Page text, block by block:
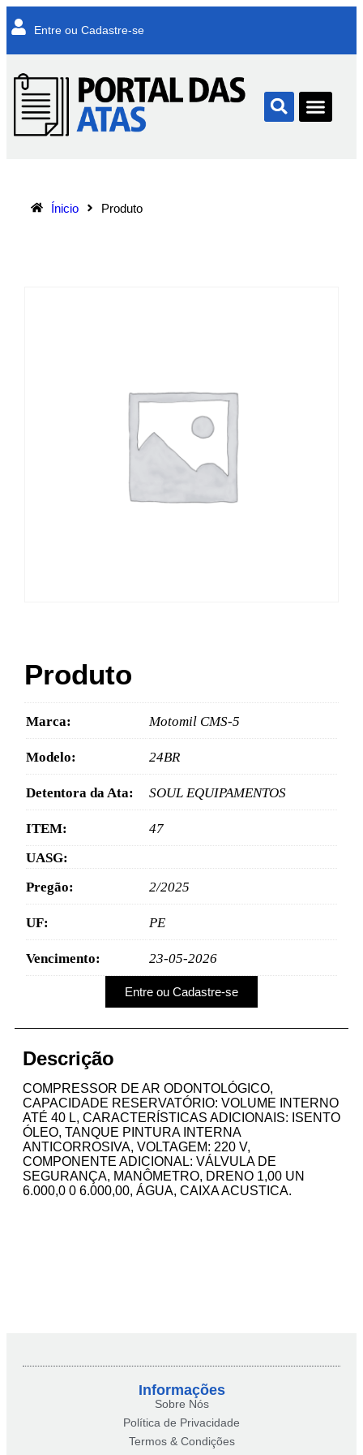
Entre ou Cadastre-se
Ínicio Produto
Produto
Marca: Motomil CMS-5
Modelo: 24BR
Detentora da Ata: SOUL EQUIPAMENTOS
ITEM:
47
UASG:
Pregão:
2/2025
UF: PE
Vencimento: 23-05-2026
Entre ou Cadastre-se
Descrição
COMPRESSOR DE AR ODONTOLÓGICO,
CAPACIDADE RESERVATÓRIO: VOLUME INTERNO
ATÉ 40 L, CARACTERÍSTICAS ADICIONAIS: ISENTO
ÓLEO, TANQUE PINTURA INTERNA
ANTICORROSIVA, VOLTAGEM: 220 V,
COMPONENTE ADICIONAL: VÁLVULA DE
SEGURANÇA, MANÔMETRO, DRENO 1,00 UN
6.000,0 0 6.000,00, ÁGUA, CAIXA ACUSTICA.
Informações
Sobre Nós
Política de Privacidade
Termos & Condições